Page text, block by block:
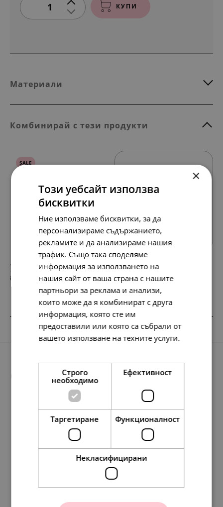
1 КУПИ
Материали
Комбинирай с тези продукти
Всички продукти
SALE
158. 88.01 лв.
81. 45.00 €
Още предложения
×
Този уебсайт използва
бисквитки
Ние използваме бисквитки, за да
персонализираме съдържанието,
рекламите и да анализираме нашия
трафик. Също така споделяме
информация за използването на
нашия сайт от ваша страна с нашите
партньори за реклама и анализи,
които може да я комбинират с друга
информация, която сте им
предоставили или която са събрали от
вашето използване на техните услуги.
Строго
необходимо
Ефективност
Таргетиране Функционалност
Некласифицирани